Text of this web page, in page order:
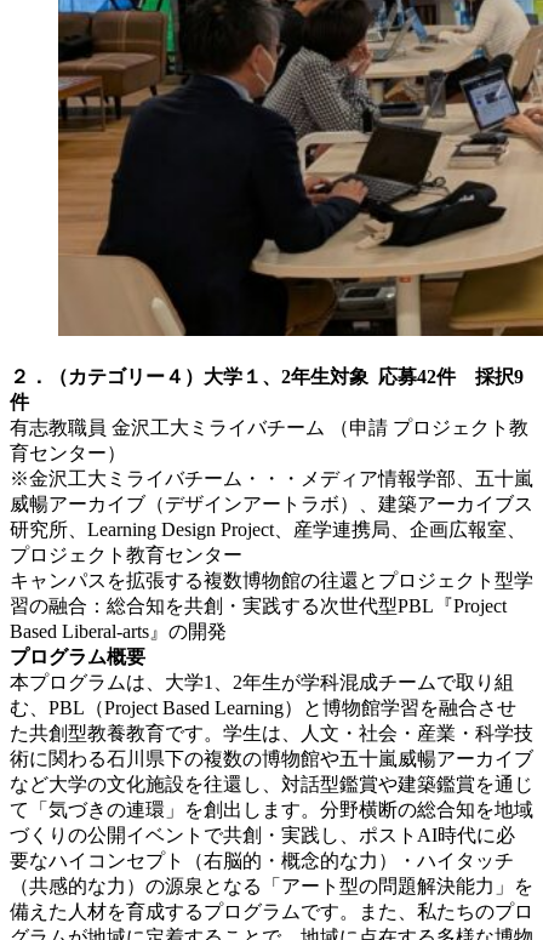
２．（カテゴリー４）大学１、2年生対象 応募42件 採択9
件
有志教職員 金沢工大ミライバチーム （申請 プロジェクト教
育センター）
※金沢工大ミライバチーム・・・メディア情報学部、五十嵐
威暢アーカイブ（デザインアートラボ）、建築アーカイブス
研究所、Learning Design Project、産学連携局、企画広報室、
プロジェクト教育センター
キャンパスを拡張する複数博物館の往還とプロジェクト型学
習の融合：総合知を共創・実践する次世代型PBL『Project
Based Liberal-arts』の開発
プログラム概要
本プログラムは、大学1、2年生が学科混成チームで取り組
む、PBL（Project Based Learning）と博物館学習を融合させ
た共創型教養教育です。学生は、人文・社会・産業・科学技
術に関わる石川県下の複数の博物館や五十嵐威暢アーカイブ
など大学の文化施設を往還し、対話型鑑賞や建築鑑賞を通じ
て「気づきの連環」を創出します。分野横断の総合知を地域
づくりの公開イベントで共創・実践し、ポストAI時代に必
要なハイコンセプト（右脳的・概念的な力）・ハイタッチ
（共感的な力）の源泉となる「アート型の問題解決能力」を
備えた人材を育成するプログラムです。また、私たちのプロ